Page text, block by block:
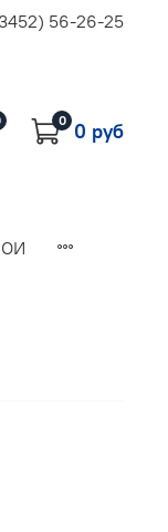
56-26-25
0 0 руб